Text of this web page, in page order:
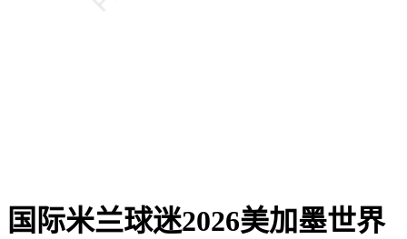
国际米兰球迷2026美加墨世界